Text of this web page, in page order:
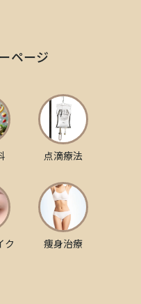
ページ
点滴療法
ク 痩身治療